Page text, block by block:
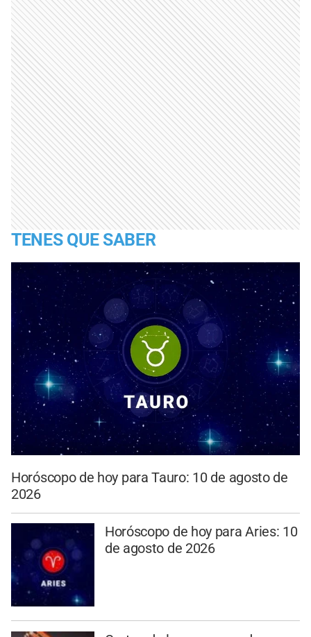
TENES QUE SABER
Horóscopo de hoy para Tauro: 10 de agosto de
2026
Horóscopo de hoy para Aries: 10
de agosto de 2026